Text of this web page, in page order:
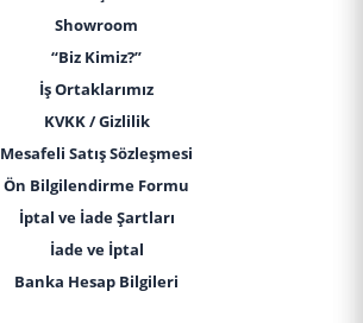
Showroom
“Biz Kimiz?”
İş Ortaklarımız
KVKK / Gizlilik
Mesafeli Satış Sözleşmesi
Ön Bilgilendirme Formu
İptal ve İade Şartları
İade ve İptal
Banka Hesap Bilgileri